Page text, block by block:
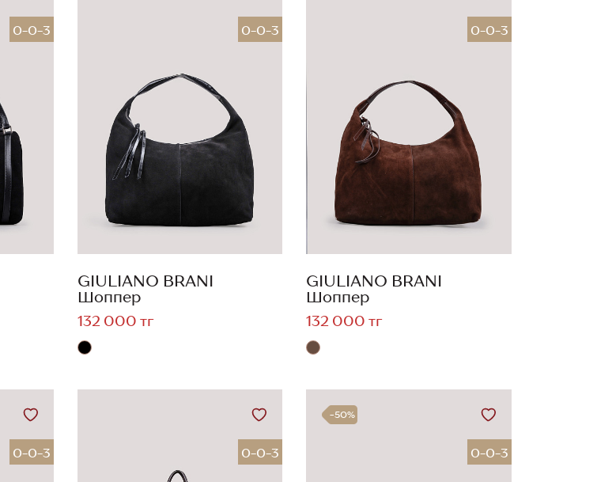
0-0-3 0-0-3
GIULIANO BRANI
Шоппер
132 000 тг
0-0-3
GIULIANO BRANI
Шоппер
132 000 тг
0-0-3 0-0-3
-50%
0-0-3